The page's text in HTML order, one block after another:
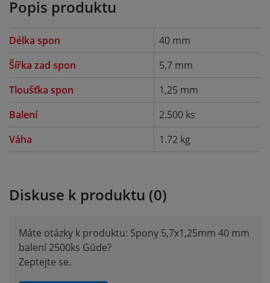
Popis produktu
Délka spon
40 mm
Šířka zad spon
5,7 mm
Tloušťka spon
1,25 mm
Balení
2.500 ks
Váha
1.72 kg
Diskuse k produktu (0)
Máte otázky k produktu: Spony 5,7x1,25mm 40 mm
balení 2500ks Güde?
Zeptejte se.